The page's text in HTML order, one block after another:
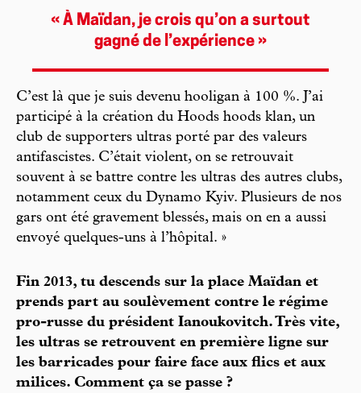
« À Maïdan, je crois qu’on a surtout
gagné de l’expérience »
C’est là que je suis devenu hooligan à 100 %. J’ai
participé à la création du Hoods hoods klan, un
club de supporters ultras porté par des valeurs
antifascistes. C’était violent, on se retrouvait
souvent à se battre contre les ultras des autres clubs,
notamment ceux du Dynamo Kyiv. Plusieurs de nos
gars ont été gravement blessés, mais on en a aussi
envoyé quelques-uns à l’hôpital. »
Fin 2013, tu descends sur la place Maïdan et
prends part au soulèvement contre le régime
pro-russe du président Ianoukovitch. Très vite,
les ultras se retrouvent en première ligne sur
les barricades pour faire face aux flics et aux
milices. Comment ça se passe ?